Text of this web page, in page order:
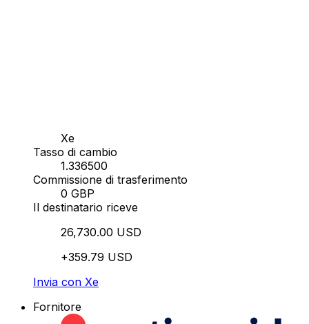
Xe
Tasso di cambio
1.336500
Commissione di trasferimento
0 GBP
Il destinatario riceve
26,730.00 USD
+359.79 USD
Invia con Xe
Fornitore